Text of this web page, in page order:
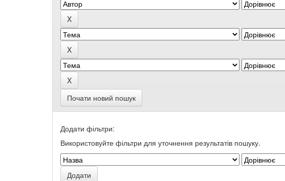
Почати новий пошук
Додати фільтри:
Використовуйте фільтри для уточнення результатів пошуку.